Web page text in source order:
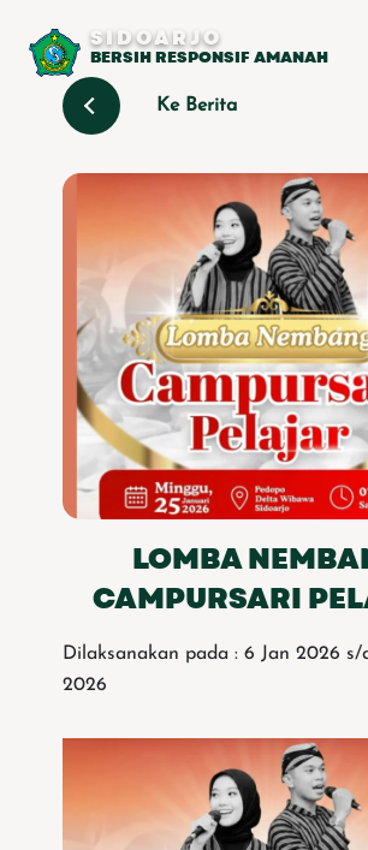
SIDOARJO
BERSIH RESPONSIF AMANAH
Ke Berita
LOMBA
CAMPURSARI
Dilaksanakan pada : 6 Jan 2026 s/
2026